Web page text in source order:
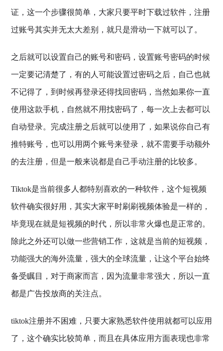
证，这一个步骤很简单，大家只要平时下载过软件，注册
过账号其实并无太大差别，就只是滑动一下就可以了。
之后就可以设置自己的账号和密码，设置账号密码的时候
一定要记清楚了，有的人可能设置过密码之后，自己也就
不记得了，到时候再登录还得找回密码，当然如果你一直
使用这款手机，自然就不用找密码了，每一次上去都可以
自动登录。完成注册之后就可以使用了，如果说你自己有
推特账号，也可以用两个账号来登录，就不需要手动额外
的去注册，但是一般来说都是自己手动注册的比较多。
Tiktok是当前很多人都特别喜欢的一种软件，这个短视频
软件确实很好用，其实大家平时刷刷视频体验是一样的，
毕竟现在就是短视频的时代，所以非常火爆也是正常的。
除此之外还可以做一些营销工作，这就是当前的短视频，
功能强大的海外流量，强大的全球流量，让这个平台始终
备受瞩目，对于商家而言，因为流量非常强大，所以一直
都是广告投放商的关注点。
tiktok注册并不困难，只要大家熟悉软件使用就都可以应用
了，这个确实比较简单，而且在具体应用方面表现也非常